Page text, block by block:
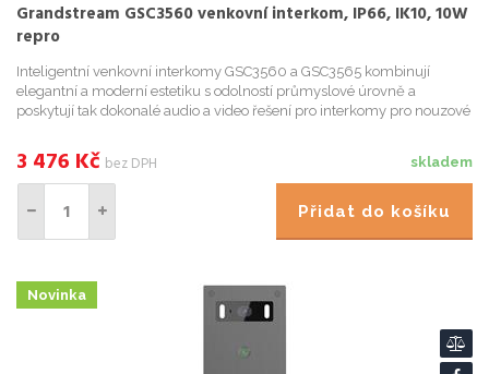
Grandstream GSC3560 venkovní interkom, IP66, IK10, 10W
repro
Inteligentní venkovní interkomy GSC3560 a GSC3565 kombinují
elegantní a moderní estetiku s odolností průmyslové úrovně a
poskytují tak dokonalé audio a video řešení pro interkomy pro nouzové
skladem
3 476 Kč bez DPH
Přidat do košíku
Novinka